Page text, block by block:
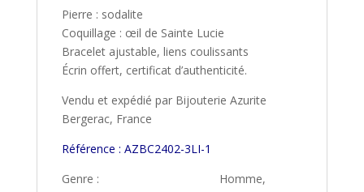
Pierre : sodalite
Coquillage : œil de Sainte Lucie
Bracelet ajustable, liens coulissants
Écrin offert, certificat d’authenticité.
Vendu et expédié par Bijouterie Azurite
Bergerac, France
Référence : AZBC2402-3LI-1
Genre : Homme,